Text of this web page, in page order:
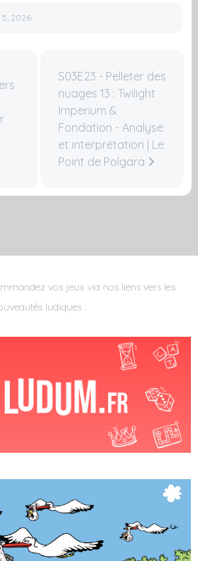
2026
S03E23 - Pelleter des
nuages 13 : Twilight
Imperium &
Fondation - Analyse
et interprétation | Le
Point de Polgara
vos jeux via nos liens vers les
ludiques :